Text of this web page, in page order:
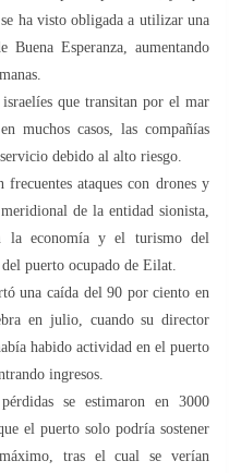
ha visto obligada a utilizar una
Esperanza, aumentando
que transitan por el mar
muchos casos, las compañías
debido al alto riesgo.
ataques con drones y
de la entidad sionista,
la economía y el turismo del
puerto ocupado de Eilat.
una caída del 90 por ciento en
en julio, cuando su director
habido actividad en el puerto
ingresos.
se estimaron en 3000
el puerto solo podría sostener
tras el cual se verían